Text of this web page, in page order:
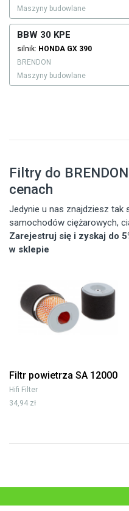
Maszyny budowlane
BBW 30 KPE
silnik: HONDA GX 390
BRENDON
Maszyny budowlane
Filtry do
cenach
Jedynie u nas znajdziesz
samochodów ciężarowych,
Zarejestruj się i zyskaj do
w sklepie
Filtr powietrza SA 12000
Hifi Filter
34,94 zł